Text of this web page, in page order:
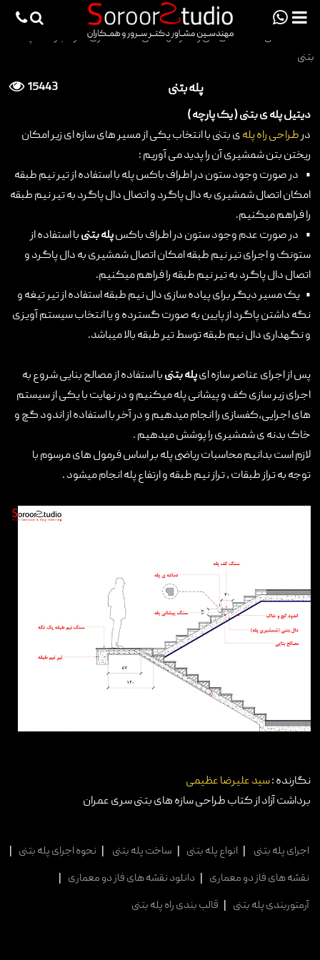
viewportchecker
×
دانش فنی
مقالات
خدمات
ثبت سفارش طراحی آنلاین
اجرا
تماس با ما
صفحه اصلی دانش فنی و هنر مهندسی > معماری سازه اجرا
پله
بتنی
15443
پله بتنی
دیتیل پله ی بتنی ( یک پارچه )
درطراحی راه پلهی بتنی با انتخاب یکی از مسیر های سازه ای زیر امکان
ریختن بتن شمشیری آن را پدید می آوریم :
• در صورت وجود ستون در اطراف باکس پله با استفاده از تیر نیم طبقه
امکان اتصال شمشیری به دال پاگرد و اتصال دال پاگرد به تیر نیم طبقه
را فراهم میکنیم.
• در صورت عدم وجود ستون در اطراف باکسپله بتنیبا استفاده از
ستونک و اجرای تیر نیم طبقه امکان اتصال شمشیری به دال پاگرد و
اتصال دال پاگرد به تیر نیم طبقه را فراهم میکنیم.
• یک مسیر دیگر برای پیاده سازی دال نیم طبقه استفاده از تیر تیغه و
نگه داشتن پاگرد از پایین به صورت گسترده و یا انتخاب سیستم آویزی
و نگهداری دال نیم طبقه توسط تیر طبقه بالا میباشد.
پس از اجرای عناصر سازه ایپله بتنیبا استفاده از مصالح بنایی شروع به
اجرای زیر سازی کف و پیشانی پله میکنیم و در نهایت با یکی از سیستم
های اجرایی،کفسازی را انجام میدهیم و در آخر با استفاده از اندود گچ و
خاک بدنه ی شمشیری را پوشش میدهیم .
لازم است بدانیم محاسبات ریاضی پله بر اساس فرمول های مرسوم با
توجه به تراز طبقات ، تراز نیم طبقه و ارتفاع پله انجام میشود .
نگارنده :سید علیرضا عظیمی
برداشت آزاد از کتاب طراحی سازه های بتنی سری عمران
اجرای پله بتنی انواع پله بتنی ساخت پله بتنی نحوه اجرای پله بتنی
نقشه های فاز دو معماری
دانلود نقشه های فاز دو معماری
آرمتوربندی پله بتنی
قالب بندی راه پله بتنی